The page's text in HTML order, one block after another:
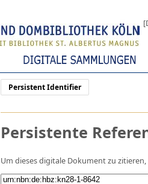
Persistent Identifier
Persistente
Um dieses digitale Dokument zu